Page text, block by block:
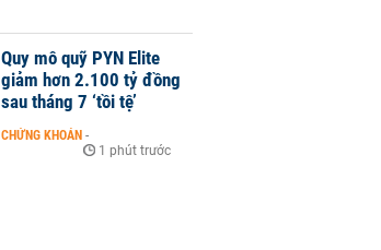
Quy mô quỹ PYN Elite
giảm hơn 2.100 tỷ đồng
sau tháng 7 ‘tồi tệ’
CHỨNG KHOÁN -
1 phút trước